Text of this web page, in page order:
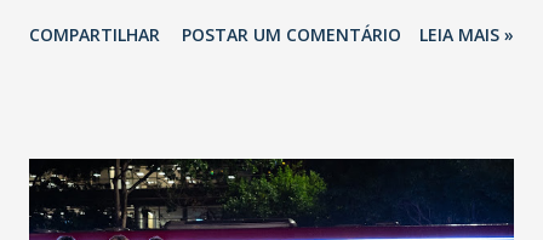
COMPARTILHAR POSTAR UM COMENTÁRIO LEIA MAIS »